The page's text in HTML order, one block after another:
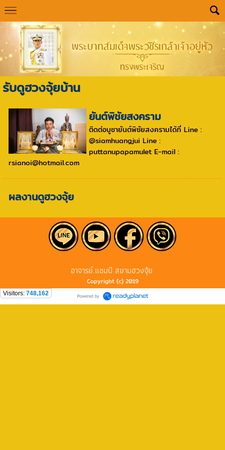
รับดูฮวงจุ้ยบ้าน
ยันต์พิชัยสงคราม
ติดต่อบูชายันต์พิชัยสงครามได้ที่ Line :
@siamhuangjui Line :
puttanupapamulet E-mail :
rsianoi@hotmail.com
ผลงานดูฮวงจุ้ย
อาจารย์.แชมป์ สยามฮวงจุ้ย
Copyright (c) 2019
Visitors: 748,162